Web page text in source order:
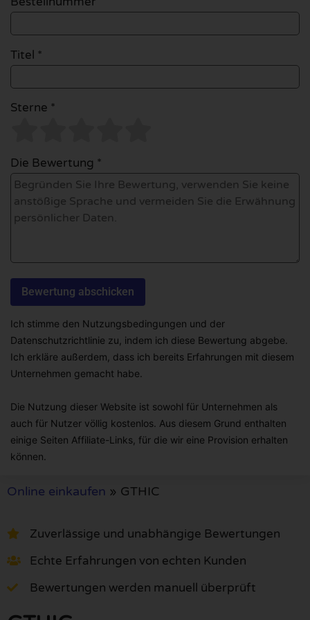
Titel *
Sterne *
Die Bewertung *
Ich stimme den Nutzungsbedingungen und der
Datenschutzrichtlinie zu, indem ich diese Bewertung abgebe.
Ich erkläre außerdem, dass ich bereits Erfahrungen mit diesem
Unternehmen gemacht habe.
Die Nutzung dieser Website ist sowohl für Unternehmen als
auch für Nutzer völlig kostenlos. Aus diesem Grund enthalten
einige Seiten Affiliate-Links, für die wir eine Provision erhalten
können.
Online einkaufen » GTHIC
Zuverlässige und unabhängige Bewertungen
Echte Erfahrungen von echten Kunden
Bewertungen werden manuell überprüft